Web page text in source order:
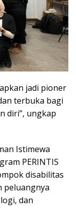
jadi pioner
terbuka bagi
diri”, ungkap
Istimewa
PERINTIS
disabilitas
peluangnya
dan